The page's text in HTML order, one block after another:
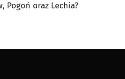
Pogoń oraz Lechia?